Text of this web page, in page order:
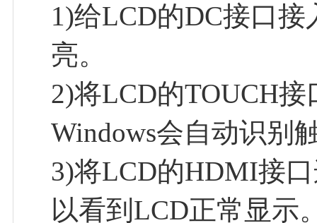
1)给LCD的DC接口
亮。
2)将LCD的TOUCH
Windows会自动识别
3)将LCD的HDMI接
以看到LCD正常显示